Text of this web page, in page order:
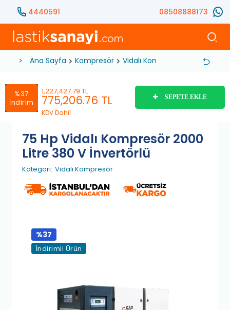
4440591 08508888173
Ana Sayfa Kompresör Vidalı Kompresör 75 Hp
%37
İndirim
1,227,427.79 TL
775,206.76 TL
KDV Dahil
SEPETE EKLE
75 Hp Vidalı Kompresör 2000
Litre 380 V İnvertörlü
Kategori: Vidalı Kompresör
%37
İndirimli Ürün